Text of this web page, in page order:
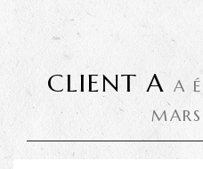
CLIENT A A